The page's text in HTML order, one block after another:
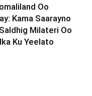
Oo
Kama Saarayno
Milateri Oo
Ku Yeelato